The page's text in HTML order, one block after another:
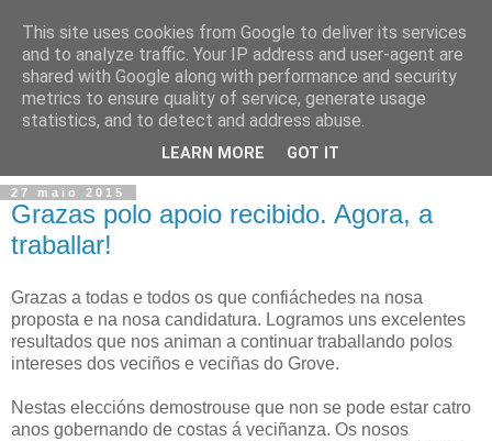
27 maio 2015
Grazas polo apoio recibido. Agora, a
traballar!
Grazas a todas e todos os que confiáchedes na nosa
proposta e na nosa candidatura. Logramos uns excelentes
resultados que nos animan a continuar traballando polos
intereses dos veciños e veciñas do Grove.
Nestas eleccións demostrouse que non se pode estar catro
anos gobernando de costas á veciñanza. Os nosos
This site uses cookies from Google to deliver its services
and to analyze traffic. Your IP address and user-agent are
shared with Google along with performance and security
metrics to ensure quality of service, generate usage
statistics, and to detect and address abuse.
LEARN MORE GOT IT